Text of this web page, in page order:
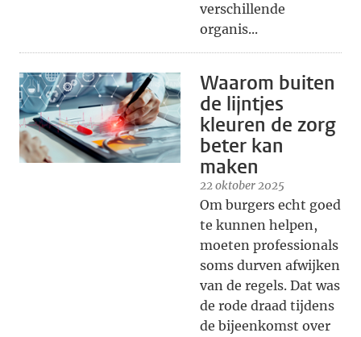
verschillende
organis...
Waarom buiten
de lijntjes
kleuren de zorg
beter kan
maken
22 oktober 2025
Om burgers echt goed
te kunnen helpen,
moeten professionals
soms durven afwijken
van de regels. Dat was
de rode draad tijdens
de bijeenkomst over